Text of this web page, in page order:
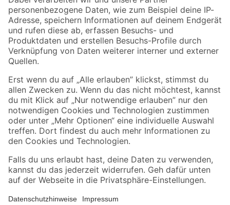
Zahlungsarten Versandarten
Sicher einkaufen
Jetzt die toom-App herunterladen
Alle Preisangaben in EUR inkl. gesetzl. MwSt.. Die dargestellten Angebote sind unter
Umständen nicht in allen Märkten verfügbar. Die angegebenen Verfügbarkeiten beziehen
Produkte nur solange der Vorrat reicht.
*Paketversand ab 59 € versandkostenfrei, gilt nicht für Artikel mit Speditionsversand, hier